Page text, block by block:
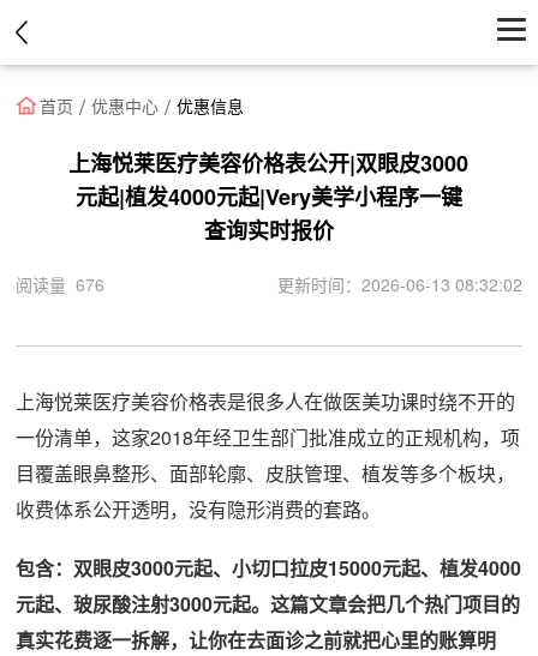
首页
资讯
首页 优惠中心 优惠信息
上海悦莱医疗美容价格表公开|双眼皮3000
元起|植发4000元起|Very美学小程序一键
查询实时报价
阅读量 676 更新时间：2026-06-13 08:32:02
上海悦莱医疗美容价格表是很多人在做医美功课时绕不开的
一份清单，这家2018年经卫生部门批准成立的正规机构，项
目覆盖眼鼻整形、面部轮廓、皮肤管理、植发等多个板块，
收费体系公开透明，没有隐形消费的套路。
包含：双眼皮3000元起、小切口拉皮15000元起、植发4000
元起、玻尿酸注射3000元起。这篇文章会把几个热门项目的
真实花费逐一拆解，让你在去面诊之前就把心里的账算明